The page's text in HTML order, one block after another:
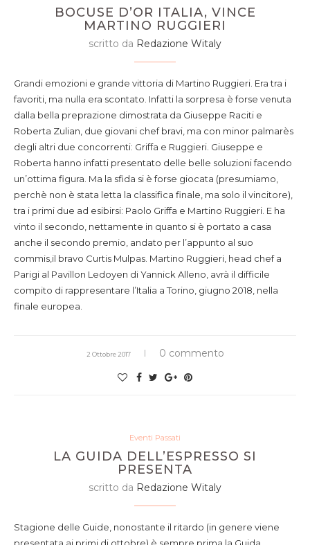
BOCUSE D’OR ITALIA, VINCE
MARTINO RUGGIERI
scritto da Redazione Witaly
Grandi emozioni e grande vittoria di Martino Ruggieri. Era tra i
favoriti, ma nulla era scontato. Infatti la sorpresa è forse venuta
dalla bella preprazione dimostrata da Giuseppe Raciti e
Roberta Zulian, due giovani chef bravi, ma con minor palmarès
degli altri due concorrenti: Griffa e Ruggieri. Giuseppe e
Roberta hanno infatti presentato delle belle soluzioni facendo
un’ottima figura. Ma la sfida si è forse giocata (presumiamo,
perchè non è stata letta la classifica finale, ma solo il vincitore),
tra i primi due ad esibirsi: Paolo Griffa e Martino Ruggieri. E ha
vinto il secondo, nettamente in quanto si è portato a casa
anche il secondo premio, andato per l’appunto al suo
commis,il bravo Curtis Mulpas. Martino Ruggieri, head chef a
Parigi al Pavillon Ledoyen di Yannick Alleno, avrà il difficile
compito di rappresentare l’Italia a Torino, giugno 2018, nella
finale europea.
2 Ottobre 2017 0 commento
Eventi Passati
LA GUIDA DELL’ESPRESSO SI
PRESENTA
scritto da Redazione Witaly
Stagione delle Guide, nonostante il ritardo (in genere viene